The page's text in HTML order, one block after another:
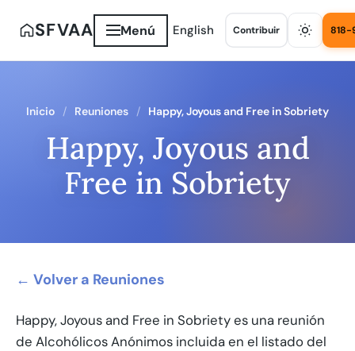
SFVAA Menú English Contribuir 818-
Inicio Reuniones Happy, Joyous and Free in Sobriety
Happy, Joyous and
Free in Sobriety
← Volver a Reuniones
Happy, Joyous and Free in Sobriety es una reunión
de Alcohólicos Anónimos incluida en el listado del